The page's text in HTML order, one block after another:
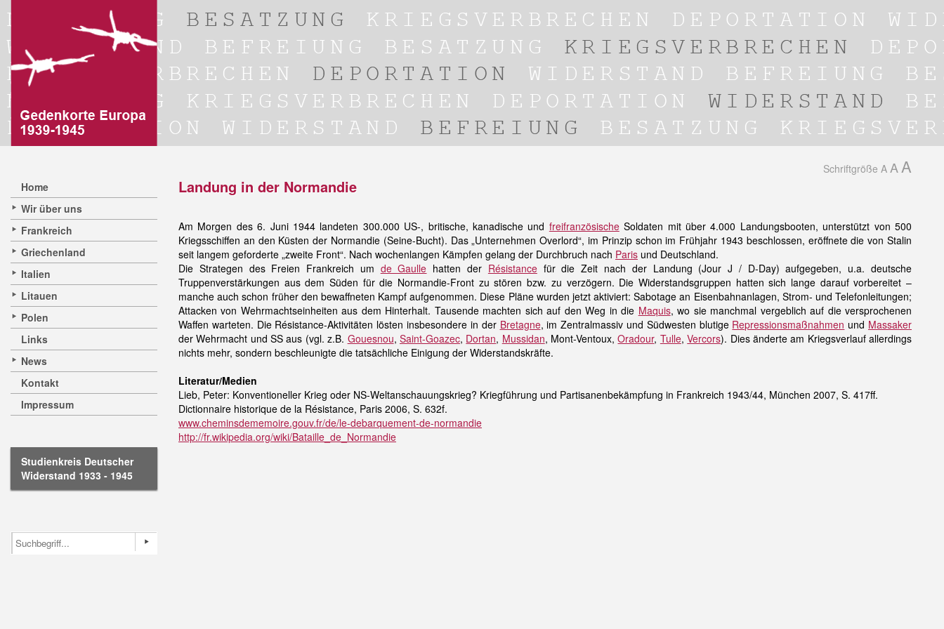
Home
Wir über uns
Frankreich
Griechenland
Italien
Litauen
Polen
Links
News
Kontakt
Impressum
Studienkreis Deutscher
Widerstand 1933 - 1945
Schriftgröße A A A
Landung in der Normandie
Am Morgen des 6. Juni 1944 landeten 300.000 US-, britische, kanadische und freifranzösischeSoldaten mit über 4.000 Landungsbooten, unterstützt von 500
Kriegsschiffen an den Küsten der Normandie (Seine-Bucht). Das „Unternehmen Overlord“, im Prinzip schon im Frühjahr 1943 beschlossen, eröffnete die von Stalin
seit langem geforderte „zweite Front“. Nach wochenlangen Kämpfen gelang der Durchbruch nach Paris und Deutschland.
Die Strategen des Freien Frankreich um de Gaulle hatten der Résistancefür die Zeit nach der Landung (Jour J / D-Day) aufgegeben, u.a. deutsche
Truppenverstärkungen aus dem Süden für die Normandie-Front zu stören bzw. zu verzögern. Die Widerstandsgruppen hatten sich lange darauf vorbereitet –
manche auch schon früher den bewaffneten Kampf aufgenommen. Diese Pläne wurden jetzt aktiviert: Sabotage an Eisenbahnanlagen, Strom- und Telefonleitungen;
Attacken von Wehrmachtseinheiten aus dem Hinterhalt. Tausende machten sich auf den Weg in die Maquis, wo sie manchmal vergeblich auf die versprochenen
Waffen warteten. Die Résistance-Aktivitäten lösten insbesondere in der Bretagne, im Zentralmassiv und Südwesten blutige Repressionsmaßnahmen und Massaker
der Wehrmacht und SS aus (vgl. z.B. Gouesnou, Saint-Goazec, Dortan, Mussidan, Mont-Ventoux,Oradour, Tulle,Vercors). Dies änderte am Kriegsverlauf allerdings
nichts mehr, sondern beschleunigte die tatsächliche Einigung der Widerstandskräfte.
Literatur/Medien
Lieb, Peter: Konventioneller Krieg oder NS-Weltanschauungskrieg? Kriegführung und Partisanenbekämpfung in Frankreich 1943/44, München 2007, S. 417ff.
Dictionnaire historique de la Résistance, Paris 2006, S. 632f.
www.cheminsdememoire.gouv.fr/de/le-debarquement-de-normandie
http://fr.wikipedia.org/wiki/Bataille_de_Normandie